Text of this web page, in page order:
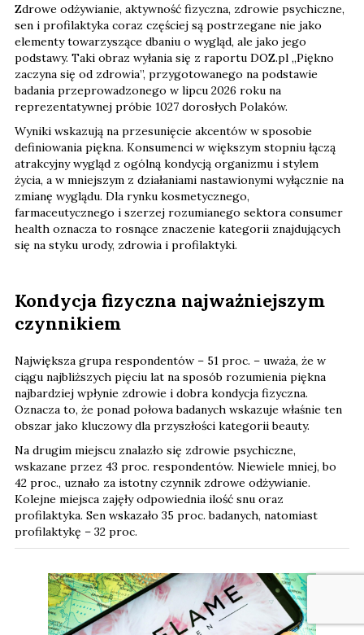
Zdrowe odżywianie, aktywność fizyczna, zdrowie psychiczne,
sen i profilaktyka coraz częściej są postrzegane nie jako
elementy towarzyszące dbaniu o wygląd, ale jako jego
podstawy. Taki obraz wyłania się z raportu DOZ.pl „Piękno
zaczyna się od zdrowia”, przygotowanego na podstawie
badania przeprowadzonego w lipcu 2026 roku na
reprezentatywnej próbie 1027 dorosłych Polaków.
Wyniki wskazują na przesunięcie akcentów w sposobie
definiowania piękna. Konsumenci w większym stopniu łączą
atrakcyjny wygląd z ogólną kondycją organizmu i stylem
życia, a w mniejszym z działaniami nastawionymi wyłącznie na
zmianę wyglądu. Dla rynku kosmetycznego,
farmaceutycznego i szerzej rozumianego sektora consumer
health oznacza to rosnące znaczenie kategorii znajdujących
się na styku urody, zdrowia i profilaktyki.
Kondycja fizyczna najważniejszym
czynnikiem
Największa grupa respondentów – 51 proc. – uważa, że w
ciągu najbliższych pięciu lat na sposób rozumienia piękna
najbardziej wpłynie zdrowie i dobra kondycja fizyczna.
Oznacza to, że ponad połowa badanych wskazuje właśnie ten
obszar jako kluczowy dla przyszłości kategorii beauty.
Na drugim miejscu znalazło się zdrowie psychiczne,
wskazane przez 43 proc. respondentów. Niewiele mniej, bo
42 proc., uznało za istotny czynnik zdrowe odżywianie.
Kolejne miejsca zajęły odpowiednia ilość snu oraz
profilaktyka. Sen wskazało 35 proc. badanych, natomiast
profilaktykę – 32 proc.